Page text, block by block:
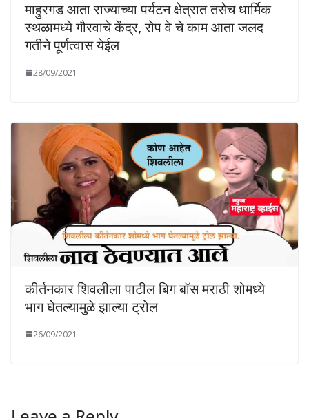
माहुरगड आता राज्याच्या पर्यटन क्षेत्रात तसेच धार्मिक
स्थळामध्ये गौरवाचे केंद्र, रोप वे चे काम आता जलद
गतीने पूर्णत्वास येईल
28/09/2021
कीर्तनकार शिवलीला पाटील बिग बॉस मराठी शोमध्ये
भाग घेतल्यामुळे झाल्या ट्रोल
26/09/2021